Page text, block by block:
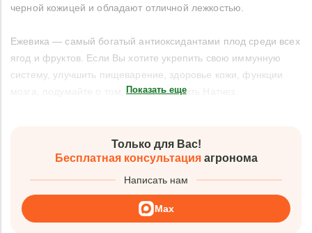
черной кожицей и обладают отличной лежкостью.
Ежевика — самый богатый антиоксидантами плод среди всех
ягод и фруктов. Если Вы хотите укрепить свою иммунную
систему, улучшить пищеварение, здоровье кожи, функции
мозга, подумайте о том, чтобы посадить Натчез.
Показать еще
Только для Вас!
Бесплатная консультацияагронома
Написать нам
Max